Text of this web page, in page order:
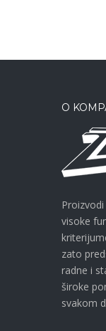
O
visoke
zato
radne i
široke
svakom